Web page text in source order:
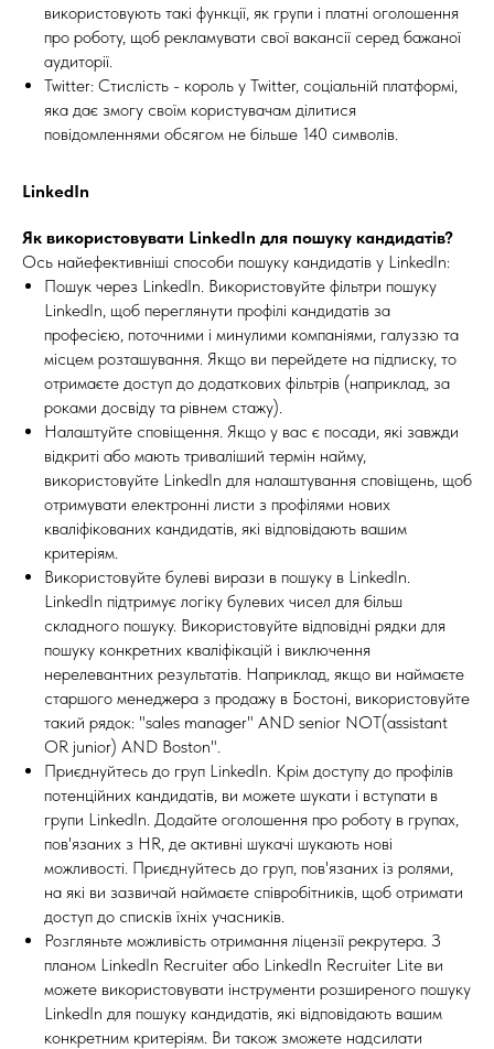
використовують такі функції, як групи і платні оголошення
про роботу, щоб рекламувати свої вакансії серед бажаної
аудиторії.
Twitter: Стислість - король у Twitter, соціальній платформі,
яка дає змогу своїм користувачам ділитися
повідомленнями обсягом не більше 140 символів.
LinkedIn
Як використовувати LinkedIn для пошуку кандидатів?
Ось найефективніші способи пошуку кандидатів у LinkedIn:
Пошук через LinkedIn. Використовуйте фільтри пошуку
LinkedIn, щоб переглянути профілі кандидатів за
професією, поточними і минулими компаніями, галуззю та
місцем розташування. Якщо ви перейдете на підписку, то
отримаєте доступ до додаткових фільтрів (наприклад, за
роками досвіду та рівнем стажу).
Налаштуйте сповіщення. Якщо у вас є посади, які завжди
відкриті або мають триваліший термін найму,
використовуйте LinkedIn для налаштування сповіщень, щоб
отримувати електронні листи з профілями нових
кваліфікованих кандидатів, які відповідають вашим
критеріям.
Використовуйте булеві вирази в пошуку в LinkedIn.
LinkedIn підтримує логіку булевих чисел для більш
складного пошуку. Використовуйте відповідні рядки для
пошуку конкретних кваліфікацій і виключення
нерелевантних результатів. Наприклад, якщо ви наймаєте
старшого менеджера з продажу в Бостоні, використовуйте
такий рядок: "sales manager" AND senior NOT(assistant
OR junior) AND Boston".
Приєднуйтесь до груп LinkedIn. Крім доступу до профілів
потенційних кандидатів, ви можете шукати і вступати в
групи LinkedIn. Додайте оголошення про роботу в групах,
пов'язаних з HR, де активні шукачі шукають нові
можливості. Приєднуйтесь до груп, пов'язаних із ролями,
на які ви зазвичай наймаєте співробітників, щоб отримати
доступ до списків їхніх учасників.
Розгляньте можливість отримання ліцензії рекрутера. З
планом LinkedIn Recruiter або LinkedIn Recruiter Lite ви
можете використовувати інструменти розширеного пошуку
LinkedIn для пошуку кандидатів, які відповідають вашим
конкретним критеріям. Ви також зможете надсилати